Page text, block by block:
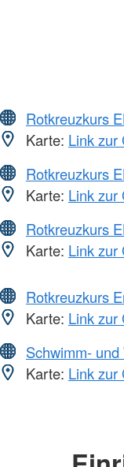
Rotkreuzkurs
Karte: Link zur
Rotkreuzkurs
Karte: Link zur
Rotkreuzkurs
Karte: Link zur
Rotkreuzkurs
Karte: Link zur
Schwimm-
Karte: Link zur